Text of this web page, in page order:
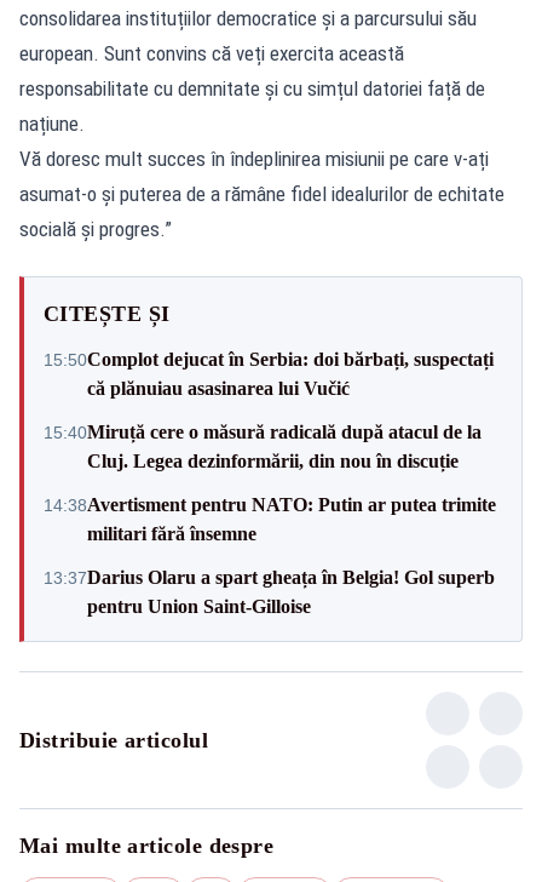
consolidarea instituțiilor democratice și a parcursului său
european. Sunt convins că veți exercita această
responsabilitate cu demnitate și cu simțul datoriei față de
națiune.
Vă doresc mult succes în îndeplinirea misiunii pe care v-ați
asumat-o și puterea de a rămâne fidel idealurilor de echitate
socială și progres.”
CITEȘTE ȘI
15:50Complot dejucat în Serbia: doi bărbați, suspectați
că plănuiau asasinarea lui Vučić
15:40Miruță cere o măsură radicală după atacul de la
Cluj. Legea dezinformării, din nou în discuție
14:38Avertisment pentru NATO: Putin ar putea trimite
militari fără însemne
13:37Darius Olaru a spart gheața în Belgia! Gol superb
pentru Union Saint-Gilloise
Distribuie articolul
Mai multe articole despre